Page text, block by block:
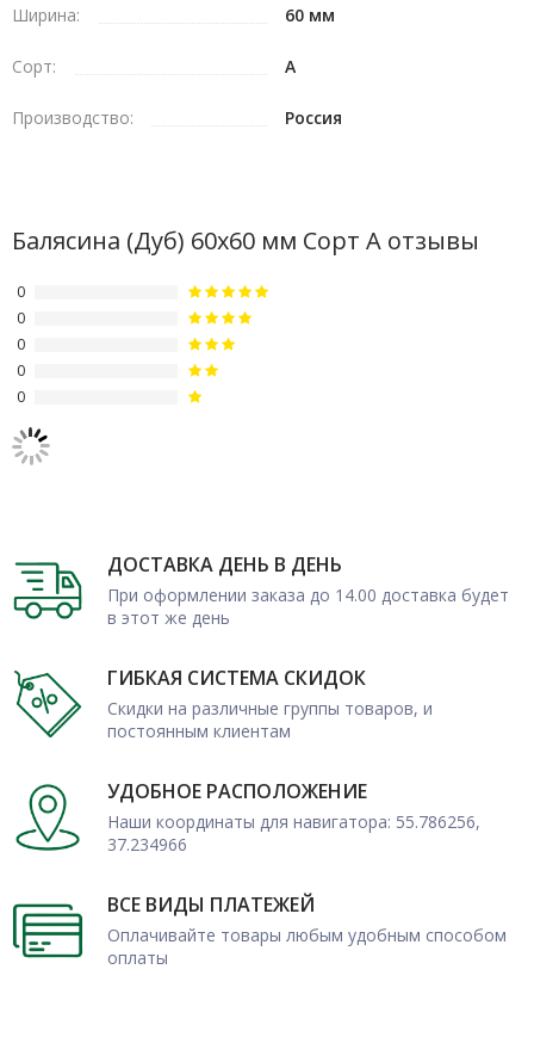
Ширина: 60 мм
Сорт: A
Производство: Россия
Балясина (Дуб) 60х60 мм Сорт А отзывы
0
0
0
0
0
ДОСТАВКА ДЕНЬ В ДЕНЬ
При оформлении заказа до 14.00 доставка будет
в этот же день
ГИБКАЯ СИСТЕМА СКИДОК
Скидки на различные группы товаров, и
постоянным клиентам
УДОБНОЕ РАСПОЛОЖЕНИЕ
Наши координаты для навигатора: 55.786256,
37.234966
ВСЕ ВИДЫ ПЛАТЕЖЕЙ
Оплачивайте товары любым удобным способом
оплаты